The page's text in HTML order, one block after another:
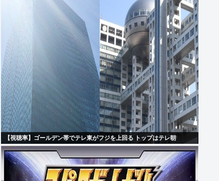
【視聴率】ゴールデン帯でテレ東がフジを上回る トップはテレ朝